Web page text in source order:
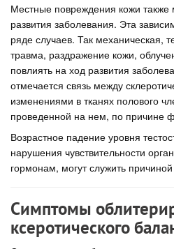
Местные повреждения кожи также
развития заболевания. Эта
ряде случаев. Так механическая,
травма, раздражение кожи,
повлиять на ход развития
отмечается связь между
изменениями в тканях полового
проведенной на нем, по причине
Возрастное падение уровня
нарушения чувствительности
гормонам, могут служить
Симптомы
ксеротического